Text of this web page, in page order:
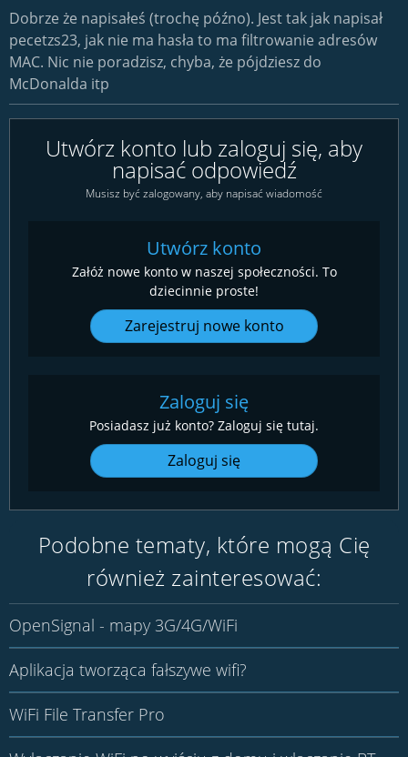
Dobrze że napisałeś (trochę późno). Jest tak jak napisał
pecetzs23, jak nie ma hasła to ma filtrowanie adresów
MAC. Nic nie poradzisz, chyba, że pójdziesz do
McDonalda itp
Utwórz konto lub zaloguj się, aby
napisać odpowiedź
Musisz być zalogowany, aby napisać wiadomość
Utwórz konto
Załóż nowe konto w naszej społeczności. To
dziecinnie proste!
Zarejestruj nowe konto
Zaloguj się
Posiadasz już konto? Zaloguj się tutaj.
Zaloguj się
Podobne tematy, które mogą Cię
również zainteresować:
OpenSignal - mapy 3G/4G/WiFi
Aplikacja tworząca fałszywe wifi?
WiFi File Transfer Pro